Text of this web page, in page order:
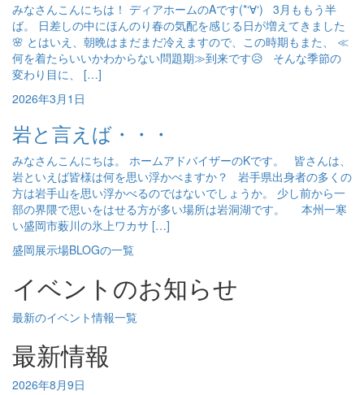
みなさんこんにちは！ ディアホームのAです(*‘∀‘) 3月ももう半
ば。 日差しの中にほんのり春の気配を感じる日が増えてきました
🌸 とはいえ、朝晩はまだまだ冷えますので、この時期もまた、 ≪
何を着たらいいかわからない問題期≫到来です😥 そんな季節の
変わり目に、 […]
2026年3月1日
岩と言えば・・・
みなさんこんにちは。 ホームアドバイザーのKです。 皆さんは、
岩といえば皆様は何を思い浮かべますか？ 岩手県出身者の多くの
方は岩手山を思い浮かべるのではないでしょうか。 少し前から一
部の界隈で思いをはせる方が多い場所は岩洞湖です。 本州一寒
い盛岡市薮川の氷上ワカサ […]
盛岡展示場BLOGの一覧
イベントのお知らせ
最新のイベント情報一覧
最新情報
2026年8月9日